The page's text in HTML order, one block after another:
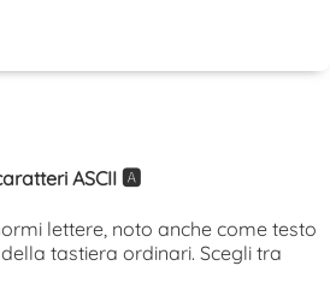
ASCII 🅰️
lettere, noto anche come testo
tastiera ordinari. Scegli tra